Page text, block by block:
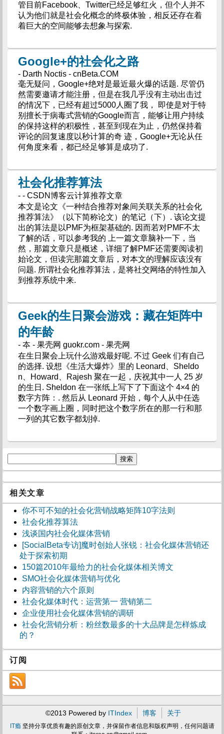
管目前Facebook、Twitter已经足够红火，但个人并不
认为他们就是社会化概念的终极体验，相反还存在着
着巨大的空间能够去想象与探索.
Google+的社会化之路
- Darth Noctis - cnBeta.COM
毫无疑问，Google+绝对是最近最火爆的话题. 尽管仍
然需要邀请才能注册，但是在我几乎没有主动出击过
的情况下，已经有超过5000人圈了我， 即使是对于特
别擅长于病毒式营销的Google而言，能够让用户持续
的保持这样的积极性，甚至到现在为止，仍然保持着
评论的回复速度以秒计算的奇 迹，Google+无论从任
何角度来看，都已经足够算是成功了.
社会化推荐算法
- - CSDN博客云计算推荐文章
本文是论文《一种结合推荐对象间关联关系的社会化
推荐算法》（以下简称论文）的笔记（下）. 该论文提
出的算法是以PMF为框架基础的. 因而若对PMF不太
了解的话，可以参考我的 上一篇文章脑补一下，当
然，那篇文章只是概述，详细了解PMF还需要阅读初
始论文，但读完那篇文章后，对本文的理解应该没有
问题. 所谓社会化推荐算法，是将社交网络的特性加入
到推荐系统中来.
Geek的生日聚会游戏：藏在矩阵中
的年龄
- 夲 - 果壳网 guokr.com - 果壳网
在生日聚会上玩什么游戏最好呢. 不过 Geek 们有自己
的选择. 设想《生活大爆炸》里的 Leonard、Sheldo
n、Howard、Rajesh 聚在一起，庆祝其中一人 25 岁
的生日. Sheldon 在一张纸上写下了下面这个 4×4 的
数字方阵：. 然后从 Leonard 开始，每个人从中任选
一个数字画上圈，同时把这个数字所在的那一行和那
一列的其它数字都划掉.
相关文章
你不可不知的社会化营销战略矩阵10字法则
社会化推荐算法
浅谈国内社会化媒体营销
[SocialBeta专访]魔时创始人张锐：社会化媒体营销还
处于探索初期
150篇2010年最给力的社会化媒体相关博文
SMO社会化媒体营销与优化
内容营销的六个原则
社会化媒体时代：运营第一 营销第二
企业使用社会化媒体营销的调研
社会化营销分析：粉丝数最多的十大品牌是怎样炼成
的？
订阅
©2013 Powered by ITIndex 博客 关于
IT瘾坚持分享优质有趣的原创文章，并保留作者信息和版权声明，任何问题请